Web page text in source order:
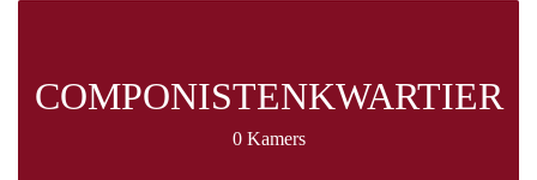
COMPONISTENKWARTIER
0 Kamers